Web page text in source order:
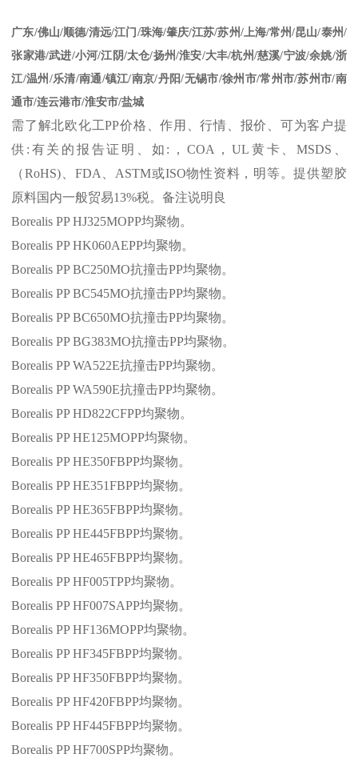
广东/佛山/顺德/清远/江门 /珠海/肇庆/江苏/苏州/上海/常州/昆山/泰州/
张家港/武进/小河/江阴/太仓/扬州/淮安/大丰/杭州/慈溪/宁波/余姚/浙
江/温州/乐清/南通/镇江/南京/丹阳/无锡市/徐州市/常州市/苏州市/南
通市/连云港市/淮安市/盐城
需了解北欧化工PP价格、作用、行情、报价、可为客户提
供 : 有关的报告证明、如 : ， COA，UL 黄卡、 MSDS 、
（RoHS)、 FDA、ASTM或ISO物性资料，明等。提供塑胶
原料国内一般贸易13%税。备注说明良
Borealis PP HJ325MOPP均聚物。
Borealis PP HK060AEPP均聚物。
Borealis PP BC250MO抗撞击PP均聚物。
Borealis PP BC545MO抗撞击PP均聚物。
Borealis PP BC650MO抗撞击PP均聚物。
Borealis PP BG383MO抗撞击PP均聚物。
Borealis PP WA522E抗撞击PP均聚物。
Borealis PP WA590E抗撞击PP均聚物。
Borealis PP HD822CFPP均聚物。
Borealis PP HE125MOPP均聚物。
Borealis PP HE350FBPP均聚物。
Borealis PP HE351FBPP均聚物。
Borealis PP HE365FBPP均聚物。
Borealis PP HE445FBPP均聚物。
Borealis PP HE465FBPP均聚物。
Borealis PP HF005TPP均聚物。
Borealis PP HF007SAPP均聚物。
Borealis PP HF136MOPP均聚物。
Borealis PP HF345FBPP均聚物。
Borealis PP HF350FBPP均聚物。
Borealis PP HF420FBPP均聚物。
Borealis PP HF445FBPP均聚物。
Borealis PP HF700SPP均聚物。